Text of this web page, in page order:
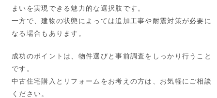
まいを実現できる魅力的な選択肢です。
一方で、建物の状態によっては追加工事や耐震対策が必要に
なる場合もあります。
成功のポイントは、物件選びと事前調査をしっかり行うこと
です。
中古住宅購入とリフォームをお考えの方は、お気軽にご相談
ください。